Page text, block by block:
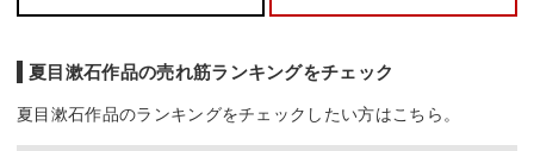
夏目漱石作品の売れ筋ランキングをチェック
夏目漱石作品のランキングをチェックしたい方はこちら。